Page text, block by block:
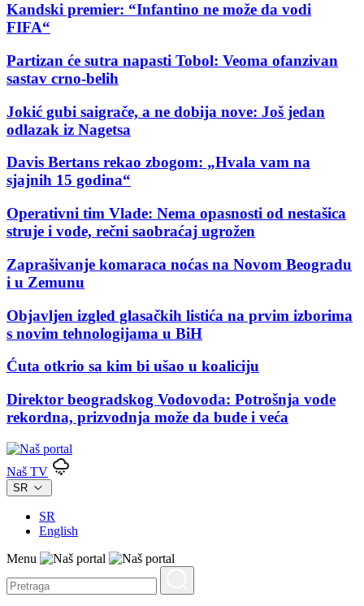
Kandski premier: “Infantino ne može da vodi
FIFA“
Partizan će sutra napasti Tobol: Veoma ofanzivan
sastav crno-belih
Jokić gubi saigrače, a ne dobija nove: Još jedan
odlazak iz Nagetsa
Davis Bertans rekao zbogom: „Hvala vam na
sjajnih 15 godina“
Operativni tim Vlade: Nema opasnosti od nestašica
struje i vode, rečni saobraćaj ugrožen
Zaprašivanje komaraca noćas na Novom Beogradu
i u Zemunu
Objavljen izgled glasačkih listića na prvim izborima
s novim tehnologijama u BiH
Ćuta otkrio sa kim bi ušao u koaliciju
Direktor beogradskog Vodovoda: Potrošnja vode
rekordna, prizvodnja može da bude i veća
Naš TV
SR
SR
English
Menu